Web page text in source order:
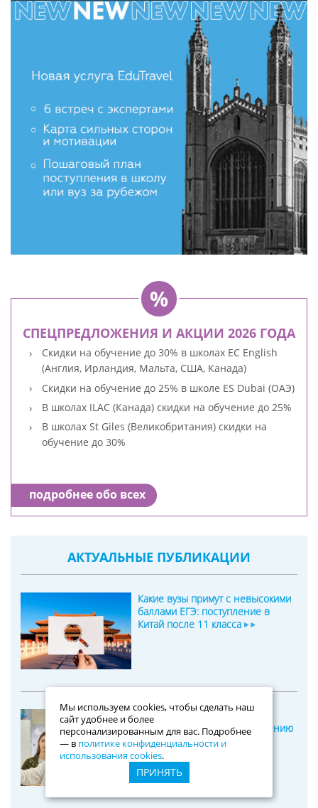
СПЕЦПРЕДЛОЖЕНИЯ И АКЦИИ 2026 ГОДА
Скидки на обучение до 30% в школах EC English
(Англия, Ирландия, Мальта, США, Канада)
Скидки на обучение до 25% в школе ES Dubai (ОАЭ)
В школах ILAC (Канада) скидки на обучение до 25%
В школах St Giles (Великобритания) скидки на
обучение до 30%
подробнее обо всех
АКТУАЛЬНЫЕ ПУБЛИКАЦИИ
Какие вузы примут с невысокими
баллами ЕГЭ: поступление в
Китай после 11 класса
Среднее образование за
рубежом: два пути к поступлению
в вуз для подростков
Мы используем cookies, чтобы сделать наш
сайт удобнее и более
персонализированным для вас. Подробнее
— в политике конфиденциальности и
использования cookies.
ПРИНЯТЬ